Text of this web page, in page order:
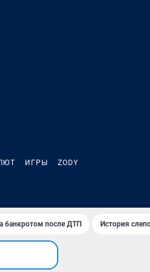
ИГРЫ ZODY
банкротом после ДТП История